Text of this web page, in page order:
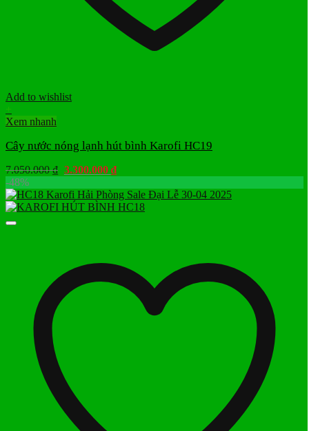
Add to wishlist
+
Xem nhanh
Cây nước nóng lạnh hút bình Karofi HC19
7.050.000₫ Giá
là:
7.050.000 ₫.
3.300.000 ₫Giá
tại
là:
-48%